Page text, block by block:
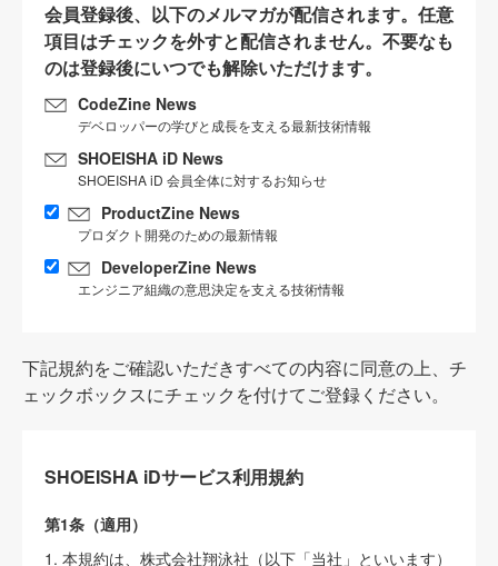
会員登録後、以下のメルマガが配信されます。任意
項目はチェックを外すと配信されません。不要なも
のは登録後にいつでも解除いただけます。
CodeZine News
デベロッパーの学びと成長を支える最新技術情報
SHOEISHA iD News
SHOEISHA iD 会員全体に対するお知らせ
ProductZine News
プロダクト開発のための最新情報
DeveloperZine News
エンジニア組織の意思決定を支える技術情報
下記規約をご確認いただきすべての内容に同意の上、チ
ェックボックスにチェックを付けてご登録ください。
SHOEISHA iDサービス利用規約
第1条（適用）
1. 本規約は、株式会社翔泳社（以下「当社」といいます）